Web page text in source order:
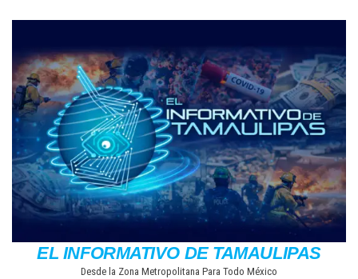
contenido
EL INFORMATIVO DE TAMAULIPAS
Desde la Zona Metropolitana Para Todo México